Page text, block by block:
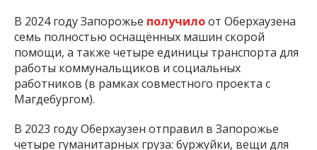
В 2024 году Запорожье получилоот Оберхаузена
семь полностью оснащённых машин скорой
помощи, а также четыре единицы транспорта для
работы коммунальщиков и социальных
работников (в рамках совместного проекта с
Магдебургом).
В 2023 году Оберхаузен отправил в Запорожье
четыре гуманитарных груза: буржуйки, вещи для